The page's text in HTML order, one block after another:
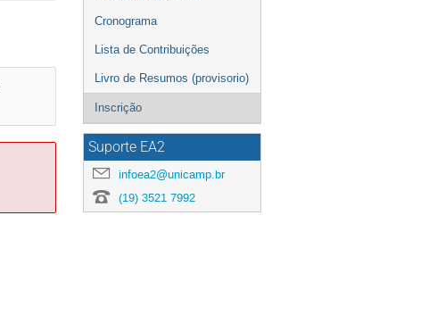
Cronograma
Lista de Contribuições
Livro de Resumos (provisorio)
Inscrição
Suporte EA2
infoea2@unicamp.br
(19) 3521 7992